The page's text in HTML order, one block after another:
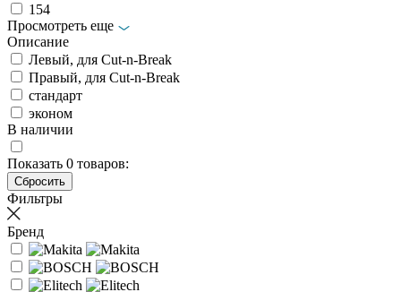
154
Просмотреть еще
Описание
Левый, для Cut-n-Break
Правый, для Cut-n-Break
стандарт
эконом
В наличии
Показать 0 товаров:
Фильтры
Бренд